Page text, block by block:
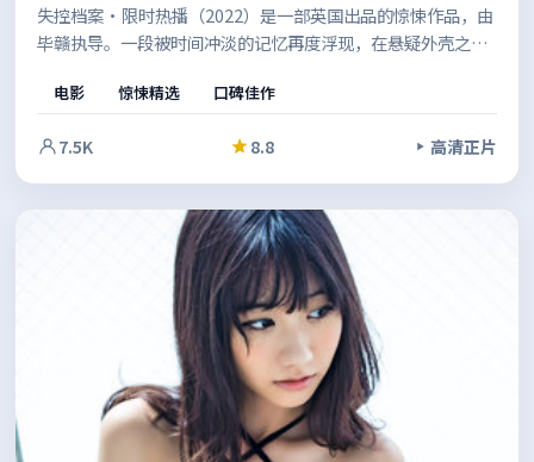
失控档案·限时热播（2022）是一部英国出品的惊悚作品，由
毕赣执导。一段被时间冲淡的记忆再度浮现，在悬疑外壳之
口气看完。
电影 惊悚精选 口碑佳作
7.5K 8.8 高清正片